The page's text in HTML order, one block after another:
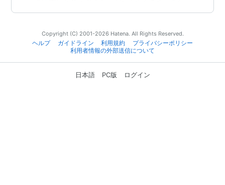
Copyright (C) 2001-2026 Hatena. All Rights Reserved.
ヘルプ
ガイドライン 利用規約
プライバシーポリシー
利用者情報の外部送信について
日本語 PC版 ログイン